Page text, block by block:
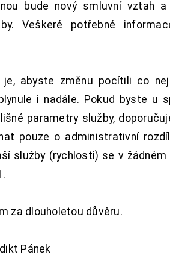
bude nový smluvní vztah
Veškeré potřebné
je, abyste změnu pocítili co
i nadále. Pokud byste u
parametry služby,
pouze o administrativní
služby (rychlosti) se v
za dlouholetou důvěru.
Pánek